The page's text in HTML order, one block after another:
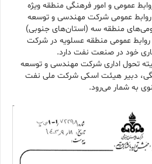
عمومی و امور فرهنگی منطقه ویژه
عمومی شرکت مهندسی و توسعه
منطقه سه (استان‌های جنوبی)
عمومی منطقه عسلویه در شرکت
خود در صنعت نفت دارد.
تحول اداری شرکت مهندسی و توسعه
دبیر هیئت اسکی شرکت ملی نفت
به شمار می‌رود.